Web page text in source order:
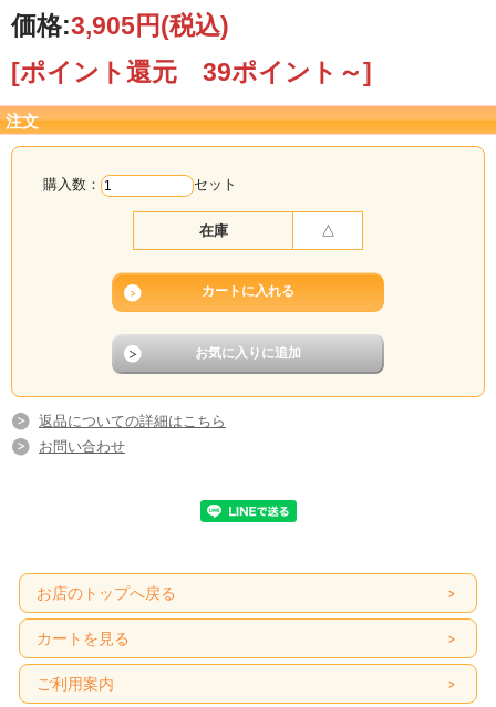
価格:3,905円(税込)
[ポイント還元 39ポイント～]
注文
購入数： セット
在庫 △
返品についての詳細はこちら
お問い合わせ
お店のトップへ戻る
カートを見る
ご利用案内